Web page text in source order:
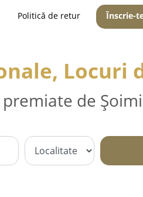
Politică de retur Înscrie-
Locuri
de